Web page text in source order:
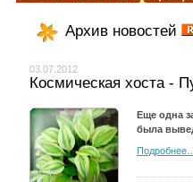
Архив новостей
03.07.2012
Космическая хоста -
Еще одна
была